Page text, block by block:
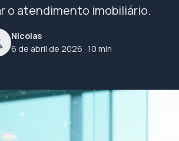
o atendimento imobiliário.
Nicolas
6 de abril de 2026 · 10 min